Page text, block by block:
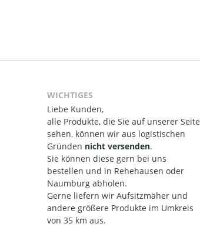
WICHTIGES
Liebe Kunden,
alle Produkte, die Sie auf unserer Seite
sehen, können wir aus logistischen
Gründen nicht versenden.
Sie können diese gern bei uns
bestellen und in Rehehausen oder
Naumburg abholen.
Gerne liefern wir Aufsitzmäher und
andere größere Produkte im Umkreis
von 35 km aus.